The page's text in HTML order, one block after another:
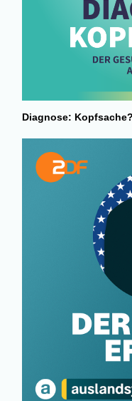
Diagnose: Kopfsache?